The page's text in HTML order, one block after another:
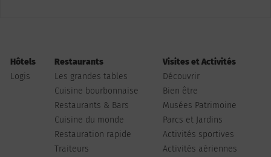
Hôtels
Logis
Restaurants
Les grandes tables
Cuisine bourbonnaise
Restaurants & Bars
Cuisine du monde
Restauration rapide
Traiteurs
Visites et Activités
Découvrir
Bien être
Musées Patrimoine
Parcs et Jardins
Activités sportives
Activités aériennes